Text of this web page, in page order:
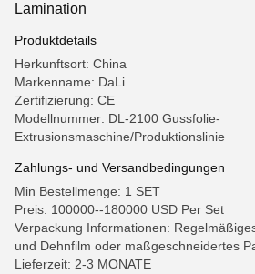
Lamination
Produktdetails
Herkunftsort: China
Markenname: DaLi
Zertifizierung: CE
Modellnummer: DL-2100 Gussfolie-
Extrusionsmaschine/Produktionslinie
Zahlungs- und Versandbedingungen
Min Bestellmenge: 1 SET
Preis: 100000--180000 USD Per Set
Verpackung Informationen:
und Dehnfilm oder maßgeschneidertes
Lieferzeit: 2-3 MONATE